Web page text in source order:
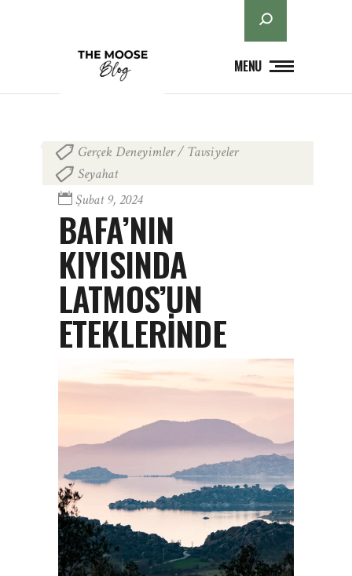
MENU
Gerçek Deneyimler / Tavsiyeler
Seyahat
Şubat 9, 2024
BAFA’NIN
KIYISINDA
LATMOS’UN
ETEKLERİNDE